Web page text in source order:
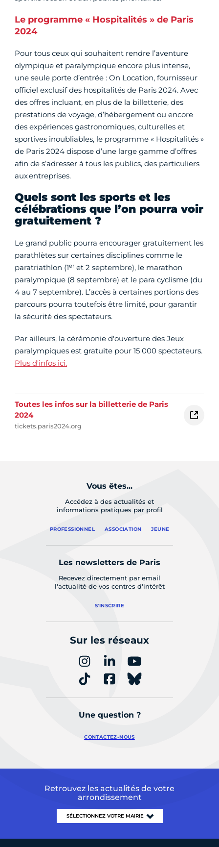
Le programme « Hospitalités » de Paris
2024
Pour tous ceux qui souhaitent rendre l’aventure
olympique et paralympique encore plus intense,
une seule porte d’entrée : On Location, fournisseur
officiel exclusif des hospitalités de Paris 2024. Avec
des offres incluant, en plus de la billetterie, des
prestations de voyage, d’hébergement ou encore
des expériences gastronomiques, culturelles et
sportives inoubliables, le programme « Hospitalités »
de Paris 2024 dispose d’une large gamme d’offres
afin de s’adresser à tous les publics, des particuliers
aux entreprises.
Quels sont les sports et les
célébrations que l’on pourra voir
gratuitement ?
Le grand public pourra encourager gratuitement les
parathlètes sur certaines disciplines comme le
paratriathlon (1er et 2 septembre), le marathon
paralympique (8 septembre) et le para cyclisme (du
4 au 7 septembre). L’accès à certaines portions des
parcours pourra toutefois être limité, pour garantir
la sécurité des spectateurs.
Par ailleurs, la cérémonie d'ouverture des Jeux
paralympiques est gratuite pour 15 000 spectateurs.
Plus d'infos ici.
Toutes les infos sur la billetterie de Paris
2024
tickets.paris2024.org
Vous êtes...
Accédez à des actualités et
informations pratiques par profil
PROFESSIONNEL ASSOCIATION JEUNE
Les newsletters de Paris
Recevez directement par email
l'actualité de vos centres d'intérêt
S'INSCRIRE
Sur les réseaux
Une question ?
CONTACTEZ-NOUS
Retrouvez les actualités de votre
arrondissement